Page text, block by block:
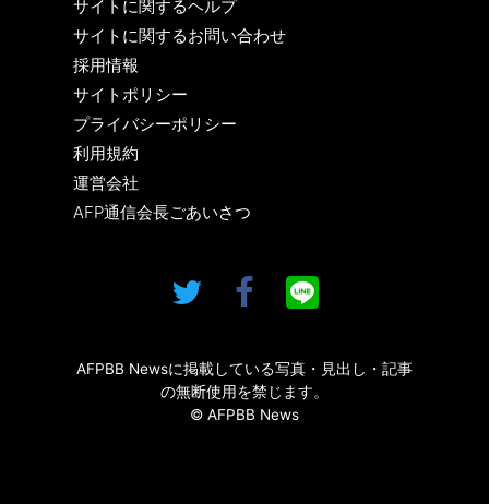
サイトに関するヘルプ
サイトに関するお問い合わせ
採用情報
サイトポリシー
プライバシーポリシー
利用規約
運営会社
AFP通信会長ごあいさつ
AFPBB Newsに掲載している写真・見出し・記事
の無断使用を禁じます。
© AFPBB News